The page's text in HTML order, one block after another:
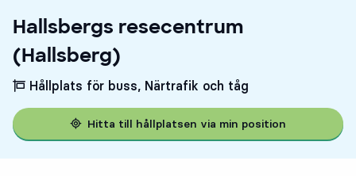
Hallsbergs resecentrum
(Hallsberg)
Hållplats för buss, Närtrafik och tåg
Hitta till hållplatsen via min position